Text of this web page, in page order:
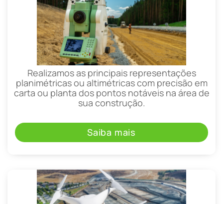
Realizamos as principais representações
planimétricas ou altimétricas com precisão em
carta ou planta dos pontos notáveis na área de
sua construção.
Saiba mais